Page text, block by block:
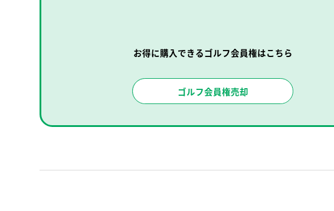
お得に購入できるゴルフ会員権はこちら
ゴルフ会員権売却